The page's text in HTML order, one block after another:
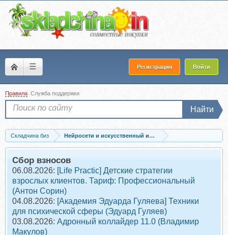
☰ Регистрация Войти
Правила Служба поддержки
Найти
Складчина биз
Нейросети и искусственный интеллект
Запись С ИИ на ты (Александра Котельницкая)
Сбор взносов
06.08.2026: [Life Practic] Детские стратегии
взрослых клиентов. Тариф: Профессиональный
(Антон Сорин)
04.08.2026: [Академия Эдуарда Гуляева] Техники
для психической сферы (Эдуард Гуляев)
03.08.2026: Адронный коллайдер 11.0 (Владимир
Макулов)